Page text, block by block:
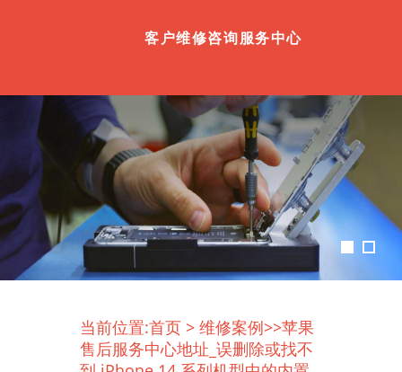
客户维修咨询服务中心
当前位置:首页 > 维修案例>>苹果
售后服务中心地址_误删除或找不